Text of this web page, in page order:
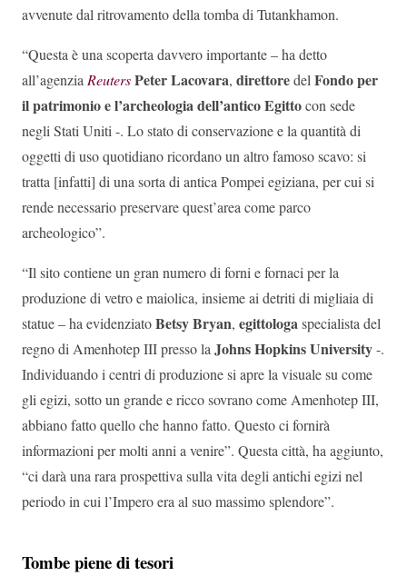
avvenute dal ritrovamento della tomba di Tutankhamon.
“Questa è una scoperta davvero importante – ha detto
all’agenziaReutersPeter Lacovara, direttoredelFondo per
il patrimonio e l’archeologia dell’antico Egittocon sede
negli Stati Uniti -. Lo stato di conservazione e la quantità di
oggetti di uso quotidiano ricordano un altro famoso scavo: si
tratta [infatti] di una sorta di antica Pompei egiziana, per cui si
rende necessario preservare quest’area come parco
archeologico”.
“Il sito contiene un gran numero di forni e fornaci per la
produzione di vetro e maiolica, insieme ai detriti di migliaia di
statue – ha evidenziatoBetsy Bryan, egittologaspecialista del
regno di Amenhotep III presso laJohns Hopkins University-.
Individuando i centri di produzione si apre la visuale su come
gli egizi, sotto un grande e ricco sovrano come Amenhotep III,
abbiano fatto quello che hanno fatto. Questo ci fornirà
informazioni per molti anni a venire”. Questa città, ha aggiunto,
“ci darà una rara prospettiva sulla vita degli antichi egizi nel
periodo in cui l’Impero era al suo massimo splendore”.
Tombe piene di tesori